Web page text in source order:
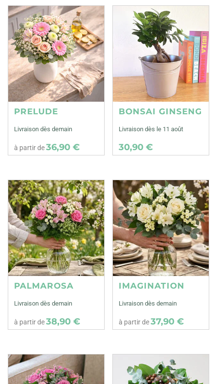
PRELUDE
Livraison dès demain
à partir de36,90 €
BONSAI GINSENG
Livraison dès le 11 août
30,90 €
PALMAROSA
Livraison dès demain
à partir de38,90 €
IMAGINATION
Livraison dès demain
à partir de37,90 €